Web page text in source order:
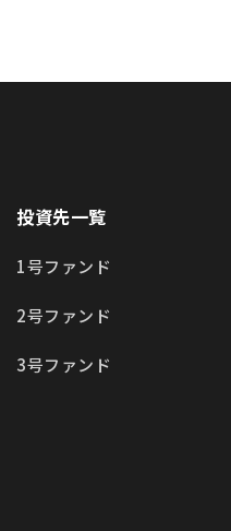
投資先一覧
1号ファンド
2号ファンド
3号ファンド